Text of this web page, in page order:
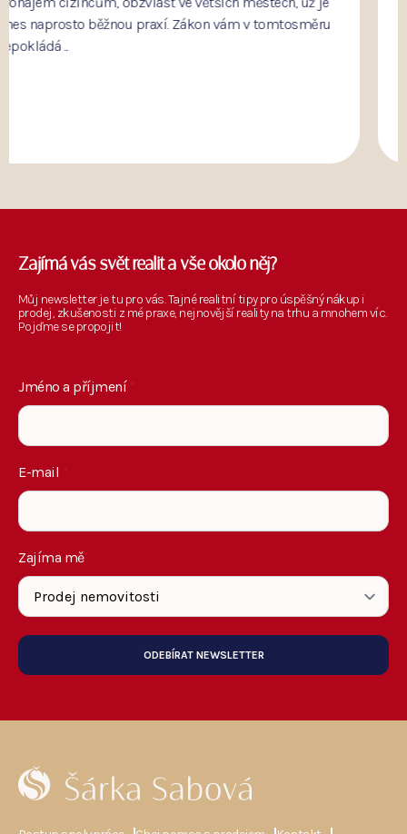
nejen v situaci, kdy stavíte dům od nuly. Jak tedy
stavební povo...
Zajímá vás svět realit a vše okolo něj?
Můj newsletter je tu pro vás. Tajné realitní tipy pro úspěšný nákup i
prodej, zkušenosti z mé praxe, nejnovější reality na trhu a mnohem víc.
Pojďme se propojit!
Jméno a příjmení
E-mail
Zajíma mě
ODEBÍRAT NEWSLETTER